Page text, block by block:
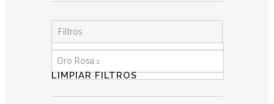
Filtros
Oro Rosa 1
LIMPIAR FILTROS